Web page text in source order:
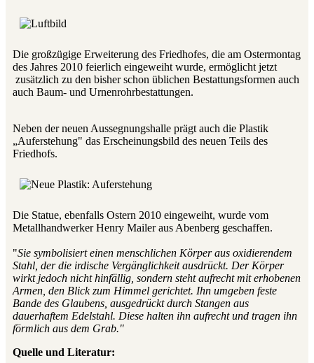
Die großzügige Erweiterung des Friedhofes, die am Ostermontag
des Jahres 2010 feierlich eingeweiht wurde, ermöglicht jetzt
zusätzlich zu den bisher schon üblichen Bestattungsformen auch
auch Baum- und Urnenrohrbestattungen.
Neben der neuen Aussegnungshalle prägt auch die Plastik
„Auferstehung" das Erscheinungsbild des neuen Teils des
Friedhofs.
Die Statue, ebenfalls Ostern 2010 eingeweiht, wurde vom
Metallhandwerker Henry Mailer aus Abenberg geschaffen.
"Sie symbolisiert einen menschlichen Körper aus oxidierendem
Stahl, der die irdische Vergänglichkeit ausdrückt. Der Körper
wirkt jedoch nicht hinfällig, sondern steht aufrecht mit erhobenen
Armen, den Blick zum Himmel gerichtet. Ihn umgeben feste
Bande des Glaubens, ausgedrückt durch Stangen aus
dauerhaftem Edelstahl. Diese halten ihn aufrecht und tragen ihn
förmlich aus dem Grab."
Quelle und Literatur: